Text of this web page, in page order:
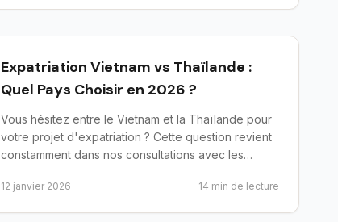
Expatriation Vietnam vs Thaïlande :
Quel Pays Choisir en 2026 ?
Vous hésitez entre le Vietnam et la Thaïlande pour
votre projet d'expatriation ? Cette question revient
constamment dans nos consultations avec les
12 janvier 2026 14 min de lecture